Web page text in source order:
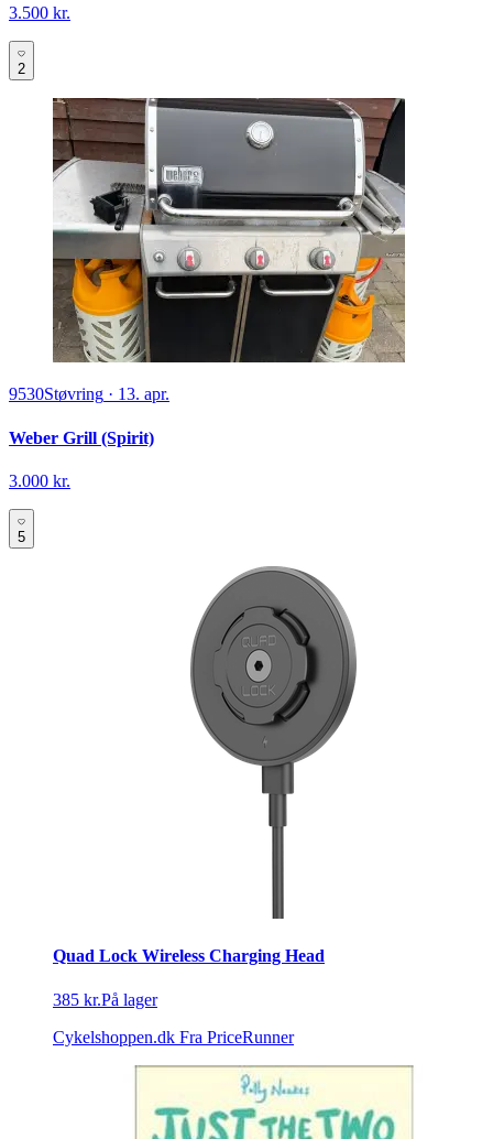
3.500 kr.
2
9530Støvring · 13. apr.
Weber Grill (Spirit)
3.000 kr.
5
Quad Lock Wireless Charging Head
385 kr.På lager
Cykelshoppen.dk Fra PriceRunner